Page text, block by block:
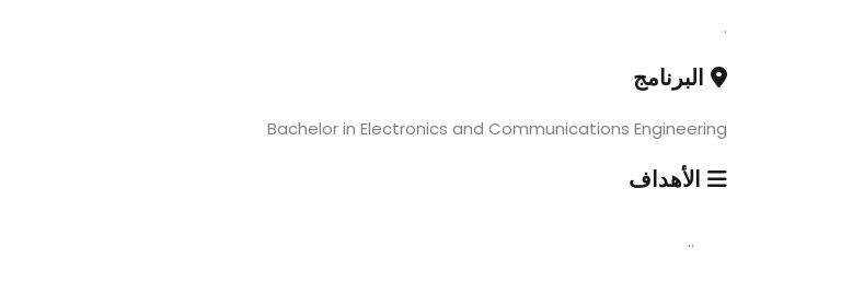
.
البرنامج
Bachelor in Electronics and Communications Engineering
الأهداف
..